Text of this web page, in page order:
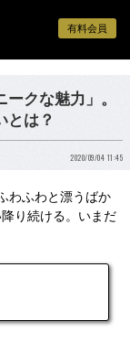
有料会員
クな魅力」。
とは？
2020/09/04 11:45
わふわと漂うばか
り続ける。いまだ